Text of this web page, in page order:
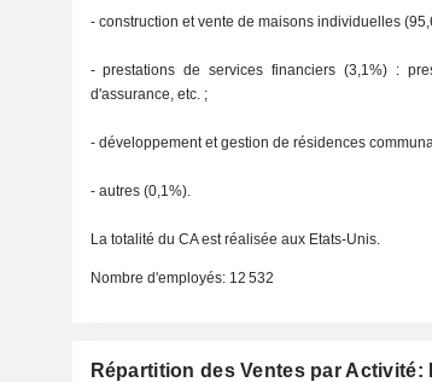
- construction et vente de maisons individuelles
- prestations de services financiers (3,1%) :
d'assurance, etc. ;
- développement et gestion de résidences
- autres (0,1%).
La totalité du CA est réalisée aux Etats-Unis.
Nombre d'employés: 12 532
Répartition des Ventes par